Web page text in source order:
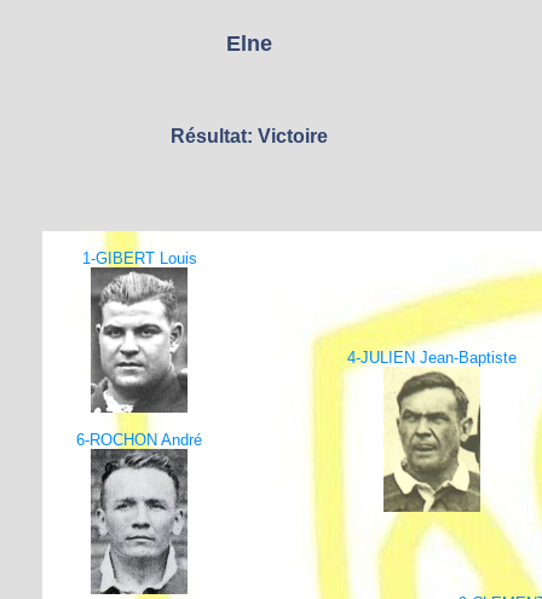
Elne
Résultat: Victoire
1-GIBERT Louis
4-JULIEN Jean-Baptiste
6-ROCHON André